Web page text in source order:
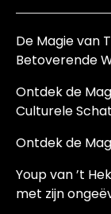
De Magie van
Betoverende
Ontdek de
Culturele
Ontdek de
Youp van ’t
met zijn